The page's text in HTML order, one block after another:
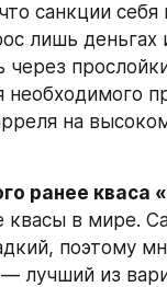
санкции себя
лишь
необходимого
на
ранее кваса
квасы в мире.
поэтому
лучший из